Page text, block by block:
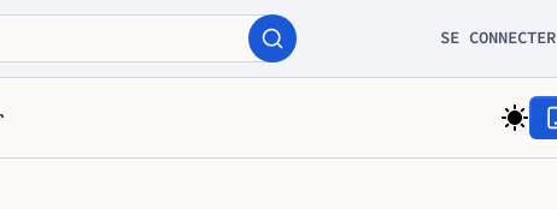
SE CONNECTER